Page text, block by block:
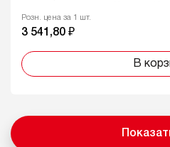
Розн. цена за 1 шт.
3 541,80 ₽
В